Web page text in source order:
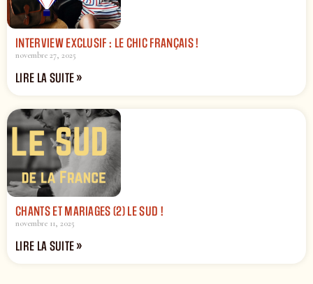
INTERVIEW EXCLUSIF : LE CHIC FRANÇAIS !
novembre 27, 2025
LIRE LA SUITE »
CHANTS ET MARIAGES (2) LE SUD !
novembre 11, 2025
LIRE LA SUITE »